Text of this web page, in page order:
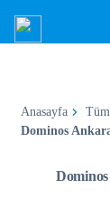
Anasayfa
Dominos